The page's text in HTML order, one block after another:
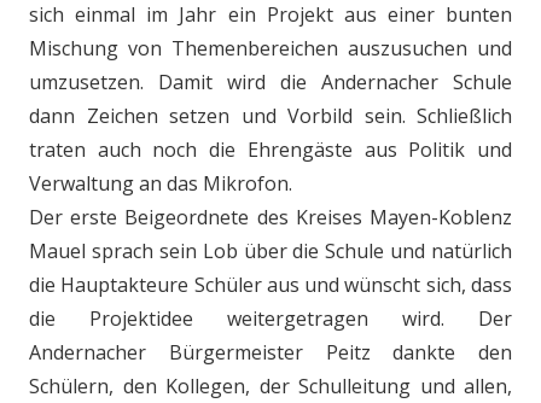
sich einmal im Jahr ein Projekt aus einer bunten
Mischung von Themenbereichen auszusuchen und
umzusetzen. Damit wird die Andernacher Schule
dann Zeichen setzen und Vorbild sein. Schließlich
traten auch noch die Ehrengäste aus Politik und
Verwaltung an das Mikrofon.
Der erste Beigeordnete des Kreises Mayen-Koblenz
Mauel sprach sein Lob über die Schule und natürlich
die Hauptakteure Schüler aus und wünscht sich, dass
die Projektidee weitergetragen wird. Der
Andernacher Bürgermeister Peitz dankte den
Schülern, den Kollegen, der Schulleitung und allen,